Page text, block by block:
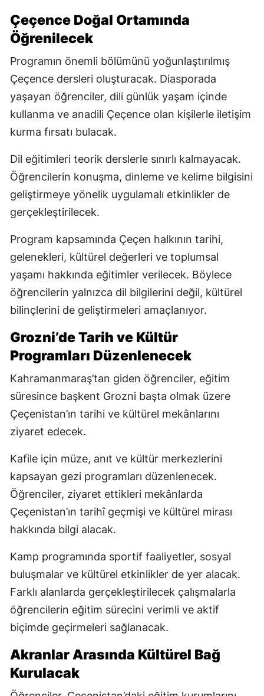
Çeçence Doğal Ortamında
Öğrenilecek
Programın önemli bölümünü yoğunlaştırılmış
Çeçence dersleri oluşturacak. Diasporada
yaşayan öğrenciler, dili günlük yaşam içinde
kullanma ve anadili Çeçence olan kişilerle iletişim
kurma fırsatı bulacak.
Dil eğitimleri teorik derslerle sınırlı kalmayacak.
Öğrencilerin konuşma, dinleme ve kelime bilgisini
geliştirmeye yönelik uygulamalı etkinlikler de
gerçekleştirilecek.
Program kapsamında Çeçen halkının tarihi,
gelenekleri, kültürel değerleri ve toplumsal
yaşamı hakkında eğitimler verilecek. Böylece
öğrencilerin yalnızca dil bilgilerini değil, kültürel
bilinçlerini de geliştirmeleri amaçlanıyor.
Grozni’de Tarih ve Kültür
Programları Düzenlenecek
Kahramanmaraş’tan giden öğrenciler, eğitim
süresince başkent Grozni başta olmak üzere
Çeçenistan’ın tarihi ve kültürel mekânlarını
ziyaret edecek.
Kafile için müze, anıt ve kültür merkezlerini
kapsayan gezi programları düzenlenecek.
Öğrenciler, ziyaret ettikleri mekânlarda
Çeçenistan’ın tarihî geçmişi ve kültürel mirası
hakkında bilgi alacak.
Kamp programında sportif faaliyetler, sosyal
buluşmalar ve kültürel etkinlikler de yer alacak.
Farklı alanlarda gerçekleştirilecek çalışmalarla
öğrencilerin eğitim sürecini verimli ve aktif
biçimde geçirmeleri sağlanacak.
Akranlar Arasında Kültürel Bağ
Kurulacak